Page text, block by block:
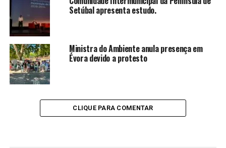
Setúbal apresenta estudo.
Ministra do Ambiente anula presença em
Évora devido a protesto
CLIQUE PARA COMENTAR